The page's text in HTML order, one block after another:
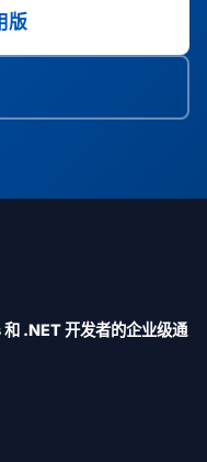
版
.NET 开发者的企业级通